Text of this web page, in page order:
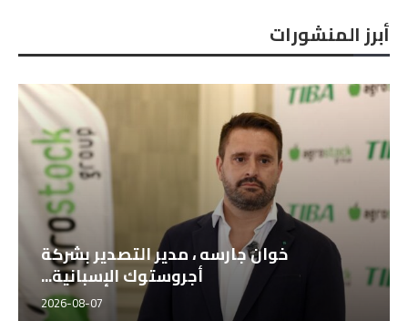
أبرز المنشورات
خوان جارسه ، مدير التصدير بشركة
أجروستوك الإسبانية...
2026-08-07